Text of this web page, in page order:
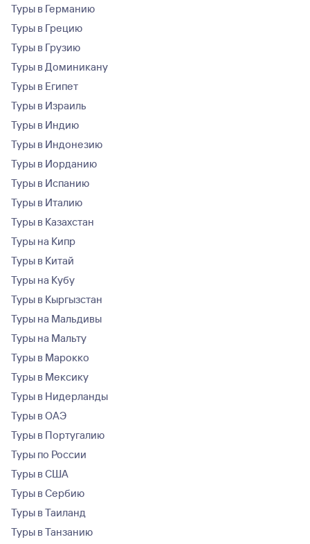
Туры в Германию
Туры в Грецию
Туры в Грузию
Туры в Доминикану
Туры в Египет
Туры в Израиль
Туры в Индию
Туры в Индонезию
Туры в Иорданию
Туры в Испанию
Туры в Италию
Туры в Казахстан
Туры на Кипр
Туры в Китай
Туры на Кубу
Туры в Кыргызстан
Туры на Мальдивы
Туры на Мальту
Туры в Марокко
Туры в Мексику
Туры в Нидерланды
Туры в ОАЭ
Туры в Португалию
Туры по России
Туры в США
Туры в Сербию
Туры в Таиланд
Туры в Танзанию